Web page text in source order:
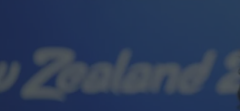
United Rugby
Top14
Premiership